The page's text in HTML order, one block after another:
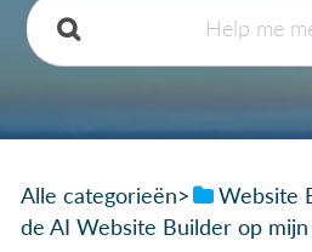
Alle categorieën​>​ ​Website
de AI Website Builder op